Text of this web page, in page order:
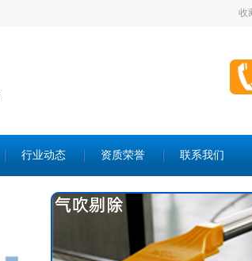
收
行业动态 资质荣誉 联系我们